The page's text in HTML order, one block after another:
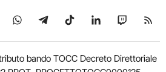
X su YouTube
Seguici su WhatsApp
Seguici su Telegram
Seguici su TikTok
Seguici su
Seguici
bando TOCC Decreto Direttoriale